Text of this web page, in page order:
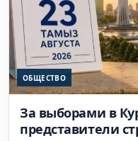
ОБЩЕСТВО
За выборами в
представители